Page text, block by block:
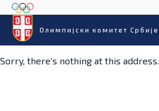
Олимпијски комитет Србије
Sorry, there's nothing at this address.